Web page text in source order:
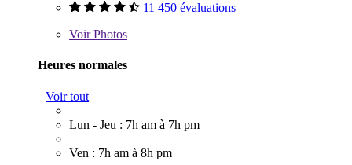
11 450 évaluations
VoirPhotos
Heures normales
Voir tout
Lun - Jeu : 7h am à 7h pm
Ven : 7h am à 8h pm